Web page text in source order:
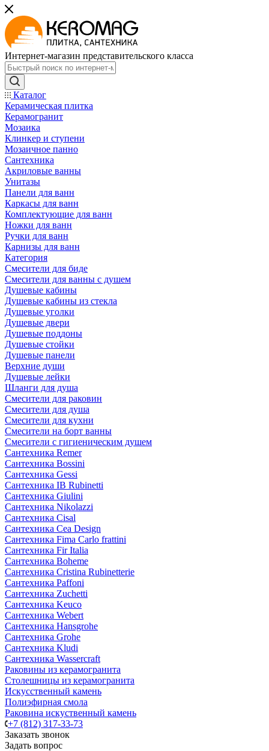
Интернет-магазин представительского класса
Каталог
Керамическая плитка
Керамогранит
Мозаика
Клинкер и ступени
Мозаичное панно
Сантехника
Акриловые ванны
Унитазы
Панели для ванн
Каркасы для ванн
Комплектующие для ванн
Ножки для ванн
Ручки для ванн
Карнизы для ванн
Категория
Смесители для биде
Смесители для ванны с душем
Душевые кабины
Душевые кабины из стекла
Душевые уголки
Душевые двери
Душевые поддоны
Душевые стойки
Душевые панели
Верхние души
Душевые лейки
Шланги для душа
Смесители для раковин
Смесители для душа
Смесители для кухни
Смесители на борт ванны
Смесители с гигиеническим душем
Сантехника Remer
Сантехника Bossini
Сантехника Gessi
Сантехника IB Rubinetti
Сантехника Giulini
Сантехника Nikolazzi
Сантехника Cisal
Сантехника Cea Design
Сантехника Fima Carlo frattini
Сантехника Fir Italia
Сантехника Boheme
Сантехника Cristina Rubinetterie
Сантехника Paffoni
Сантехника Zuchetti
Сантехника Keuco
Сантехника Webert
Сантехника Hansgrohe
Сантехника Grohe
Сантехника Kludi
Сантехника Wassercraft
Раковины из керамогранита
Столешницы из керамогранита
Искусственный камень
Полиэфирная смола
Раковина искуственный камень
+7 (812) 317-33-73
Заказать звонок
Задать вопрос